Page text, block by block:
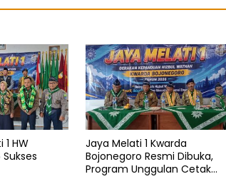
HW
Jaya Melati 1 Kwarda
Bojonegoro Resmi Dibuka,
Program Unggulan Cetak